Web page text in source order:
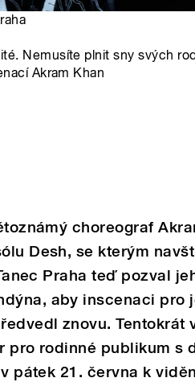
Nemusíte plnit sny svých
Akram Khan
choreograf
Desh, se kterým
Praha teď pozval
aby inscenaci pro
znovu. Tentokrát
pro rodinné publikum s
pátek 21. června k